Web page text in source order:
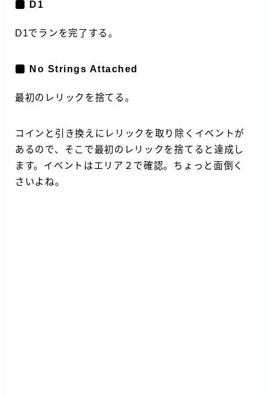
D1
D1でランを完了する。
No Strings Attached
最初のレリックを捨てる。
コインと引き換えにレリックを取り除くイベントが
あるので、そこで最初のレリックを捨てると達成し
ます。イベントはエリア２で確認。ちょっと面倒く
さいよね。